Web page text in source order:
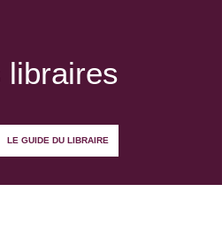
libraires
LE GUIDE DU LIBRAIRE